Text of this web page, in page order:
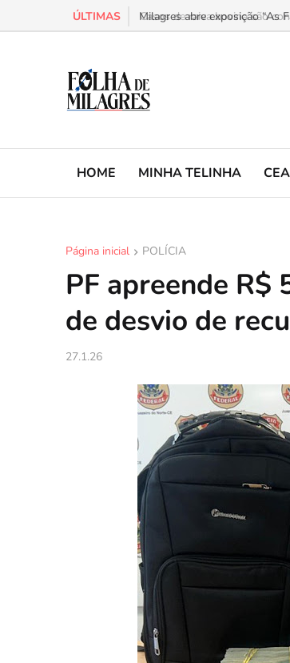
ÚLTIMAS Milagres abre exposição “As
HOME MINHA TELINHA
Página inicial POLÍCIA
PF apreende R$
de desvio de
27.1.26